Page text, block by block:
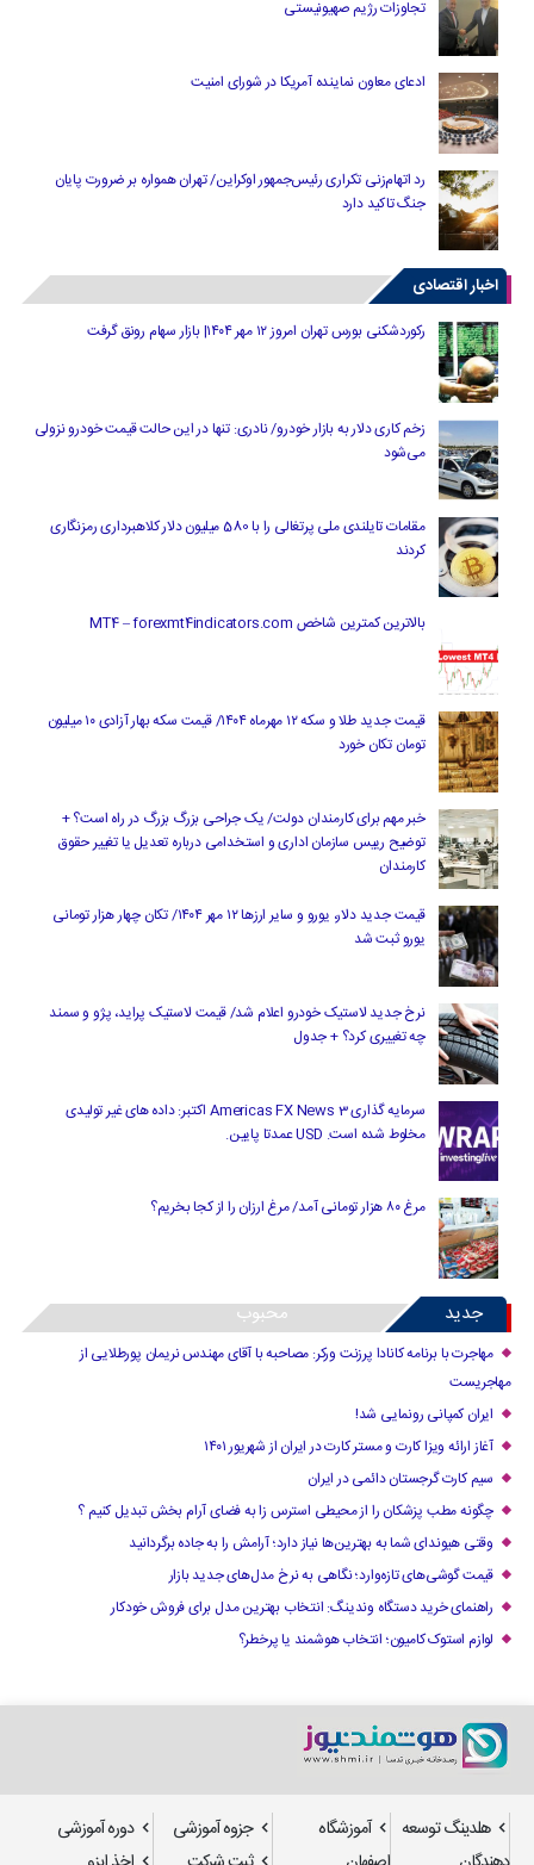
تجاوزات رژیم صهیونیستی
ادعای معاون نماینده آمریکا در شورای امنیت
رد اتهام‌زنی تکراری رئیس‌جمهور اوکراین/ تهران همواره بر ضرورت پایان
جنگ تاکید دارد
اخبار اقتصادی
رکوردشکنی بورس تهران امروز ۱۲ مهر ۱۴۰۴| بازار سهام رونق گرفت
زخم کاری دلار به بازار خودرو/ نادری: تنها در این حالت قیمت خودرو نزولی
می‌شود
مقامات تایلندی ملی پرتغالی را با 580 میلیون دلار کلاهبرداری رمزنگاری
کردند
بالاترین کمترین شاخص MT4 – forexmt4indicators.com
قیمت جدید طلا و سکه ۱۲ مهرماه ۱۴۰۴/ قیمت سکه بهار آزادی ۱۰ میلیون
تومان تکان خورد
خبر مهم برای کارمندان دولت/ یک جراحی بزرگ بزرگ در راه است؟ +
توضیح رییس سازمان اداری و استخدامی درباره تعدیل یا تغییر حقوق
کارمندان
قیمت جدید دلار، یورو و سایر ارزها ۱۲ مهر ۱۴۰۴/ تکان چهار هزار تومانی
یورو ثبت شد
نرخ جدید لاستیک خودرو اعلام شد/ قیمت لاستیک پراید، پژو و سمند
چه تغییری کرد؟ + جدول
سرمایه گذاری Americas FX News 3 اکتبر: داده های غیر تولیدی
مخلوط شده است. USD عمدتا پایین.
مرغ ۸۰ هزار تومانی آمد/ مرغ ارزان را از کجا بخریم؟
جدید محبوب
مهاجرت با برنامه کانادا پرزنت ورکر: مصاحبه با آقای مهندس نریمان پورطلایی از
مهاجریست
ایران کمپانی رونمایی شد!
آغاز ارائه ویزا کارت و مستر کارت در ایران از شهریور ۱۴۰۱
سیم کارت گرجستان دائمی در ایران
چگونه مطب پزشکان را از محیطی استرس زا به فضای آرام بخش تبدیل کنیم ؟
وقتی هیوندای شما به بهترین‌ها نیاز دارد؛ آرامش را به جاده برگردانید
قیمت گوشی‌های تازه‌وارد؛ نگاهی به نرخ مدل‌های جدید بازار
راهنمای خرید دستگاه وندینگ: انتخاب بهترین مدل برای فروش خودکار
لوازم استوک کامیون؛ انتخاب هوشمند یا پرخطر؟
هلدینگ توسعه
آموزشگاه
جزوه آموزشی
دوره آموزشی